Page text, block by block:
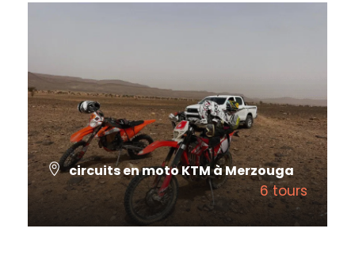
circuits en moto KTM à Merzouga
6 tours